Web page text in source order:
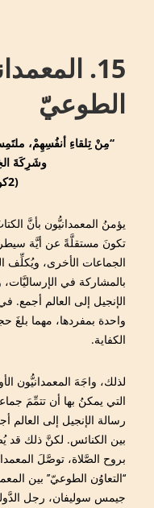
15.
الطوعيّ
‘‘مِنْ تِلقاءِ أنفُسِهِمْ،
وشَرِكَةَ
(2كورنثوس 8: 3-4)
يؤمنُ المعمدانيُّون بأنَّ
تكونَ مستقلَّةً عن أيَّة
الجماعات الأخرى، ويُكلِّف
بالمشاركة في
الإنجيل إلى العالم أجمع.
واحدة بمفردها، مهما بلغَ
الكفاية.
لذلك، واجَهَ المعمدانيُّون
التي يمكنُ بها أن تتمِّمَ
رسالة الإنجيل إلى العالم
بين الكنائس. لكنَّ ذلك قد
بروح الصَّلاة، توصَّلَ
‘‘التعاوُن الطوعيّ’’ بين
جيمس سوليفان، رجل